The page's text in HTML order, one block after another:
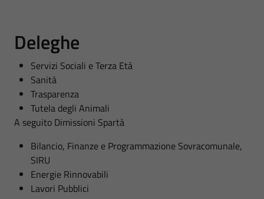
Deleghe
Servizi Sociali e Terza Età
Sanità
Trasparenza
Tutela degli Animali
A seguito Dimissioni Spartà
Bilancio, Finanze e Programmazione Sovracomunale,
SIRU
Energie Rinnovabili
Lavori Pubblici